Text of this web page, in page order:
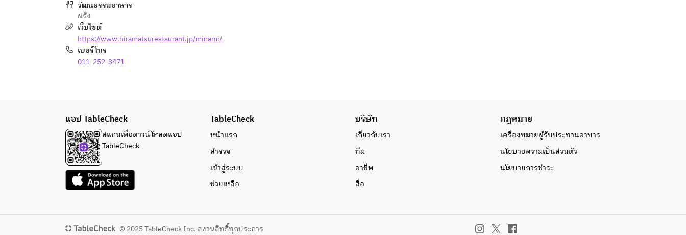
วัฒนธรรมอาหาร
ฝรั่ง
เว็บไซต์
https://www.hiramatsurestaurant.jp/minami/
เบอร์โทร
011-252-3471
แอป TableCheck
สแกนเพื่อดาวน์โหลดแอป
TableCheck
TableCheck
หน้าแรก
สำรวจ
เข้าสู่ระบบ
ช่วยเหลือ
บริษัท
เกี่ยวกับเรา
ทีม
อาชีพ
สื่อ
กฎหมาย
เครื่องหมายผู้รับประทานอาหาร
นโยบายความเป็นส่วนตัว
นโยบายการชำระ
© 2025 TableCheck Inc. สงวนสิทธิ์ทุกประการ